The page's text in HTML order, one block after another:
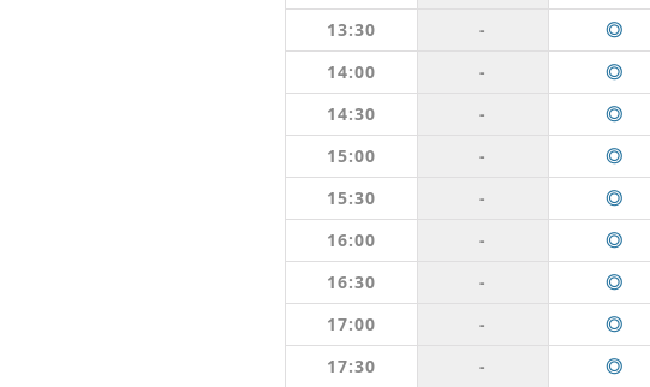
13:30
- ◎
14:00
- ◎
14:30
- ◎
15:00
- ◎
15:30
- ◎
16:00
- ◎
16:30
- ◎
17:00
- ◎
17:30
- ◎